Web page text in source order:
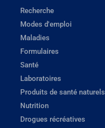
Recherche
Modes d'emploi
Maladies
Formulaires
Santé
Laboratoires
Produits de santé naturels
Nutrition
Drogues récréatives